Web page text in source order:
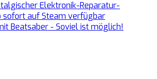
Elektronik-Reparatur-
sofort auf Steam verfügbar
Beatsaber - Soviel ist möglich!